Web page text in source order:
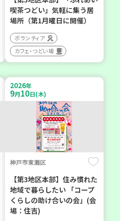
喫茶つどい」気軽に集う居
場所（第1月曜日に開催）
ボランティア
カフェ・つどい場
2026年
9月10日(木)
神戸市東灘区
【第3地区本部】住み慣れた
地域で暮らしたい 「コープ
くらしの助け合いの会」(会
場：住吉)